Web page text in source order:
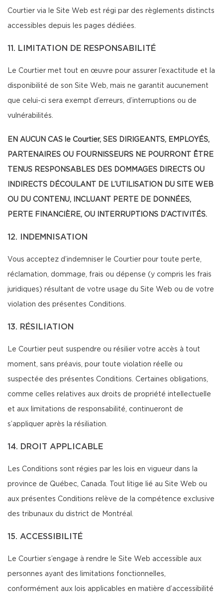
Courtier via le Site Web est régi par des règlements distincts
accessibles depuis les pages dédiées.
11. LIMITATION DE RESPONSABILITÉ
Le Courtier met tout en œuvre pour assurer l’exactitude et la
disponibilité de son Site Web, mais ne garantit aucunement
que celui-ci sera exempt d’erreurs, d’interruptions ou de
vulnérabilités.
EN AUCUN CAS le Courtier, SES DIRIGEANTS, EMPLOYÉS,
PARTENAIRES OU FOURNISSEURS NE POURRONT ÊTRE
TENUS RESPONSABLES DES DOMMAGES DIRECTS OU
INDIRECTS DÉCOULANT DE L’UTILISATION DU SITE WEB
OU DU CONTENU, INCLUANT PERTE DE DONNÉES,
PERTE FINANCIÈRE, OU INTERRUPTIONS D’ACTIVITÉS.
12. INDEMNISATION
Vous acceptez d’indemniser le Courtier pour toute perte,
réclamation, dommage, frais ou dépense (y compris les frais
juridiques) résultant de votre usage du Site Web ou de votre
violation des présentes Conditions.
13. RÉSILIATION
Le Courtier peut suspendre ou résilier votre accès à tout
moment, sans préavis, pour toute violation réelle ou
suspectée des présentes Conditions. Certaines obligations,
comme celles relatives aux droits de propriété intellectuelle
et aux limitations de responsabilité, continueront de
s’appliquer après la résiliation.
14. DROIT APPLICABLE
Les Conditions sont régies par les lois en vigueur dans la
province de Québec, Canada. Tout litige lié au Site Web ou
aux présentes Conditions relève de la compétence exclusive
des tribunaux du district de Montréal.
15. ACCESSIBILITÉ
Le Courtier s’engage à rendre le Site Web accessible aux
personnes ayant des limitations fonctionnelles,
conformément aux lois applicables en matière d’accessibilité